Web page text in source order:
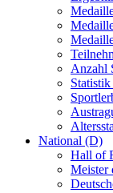
Anzahl
National (D)
Hall of
Meister